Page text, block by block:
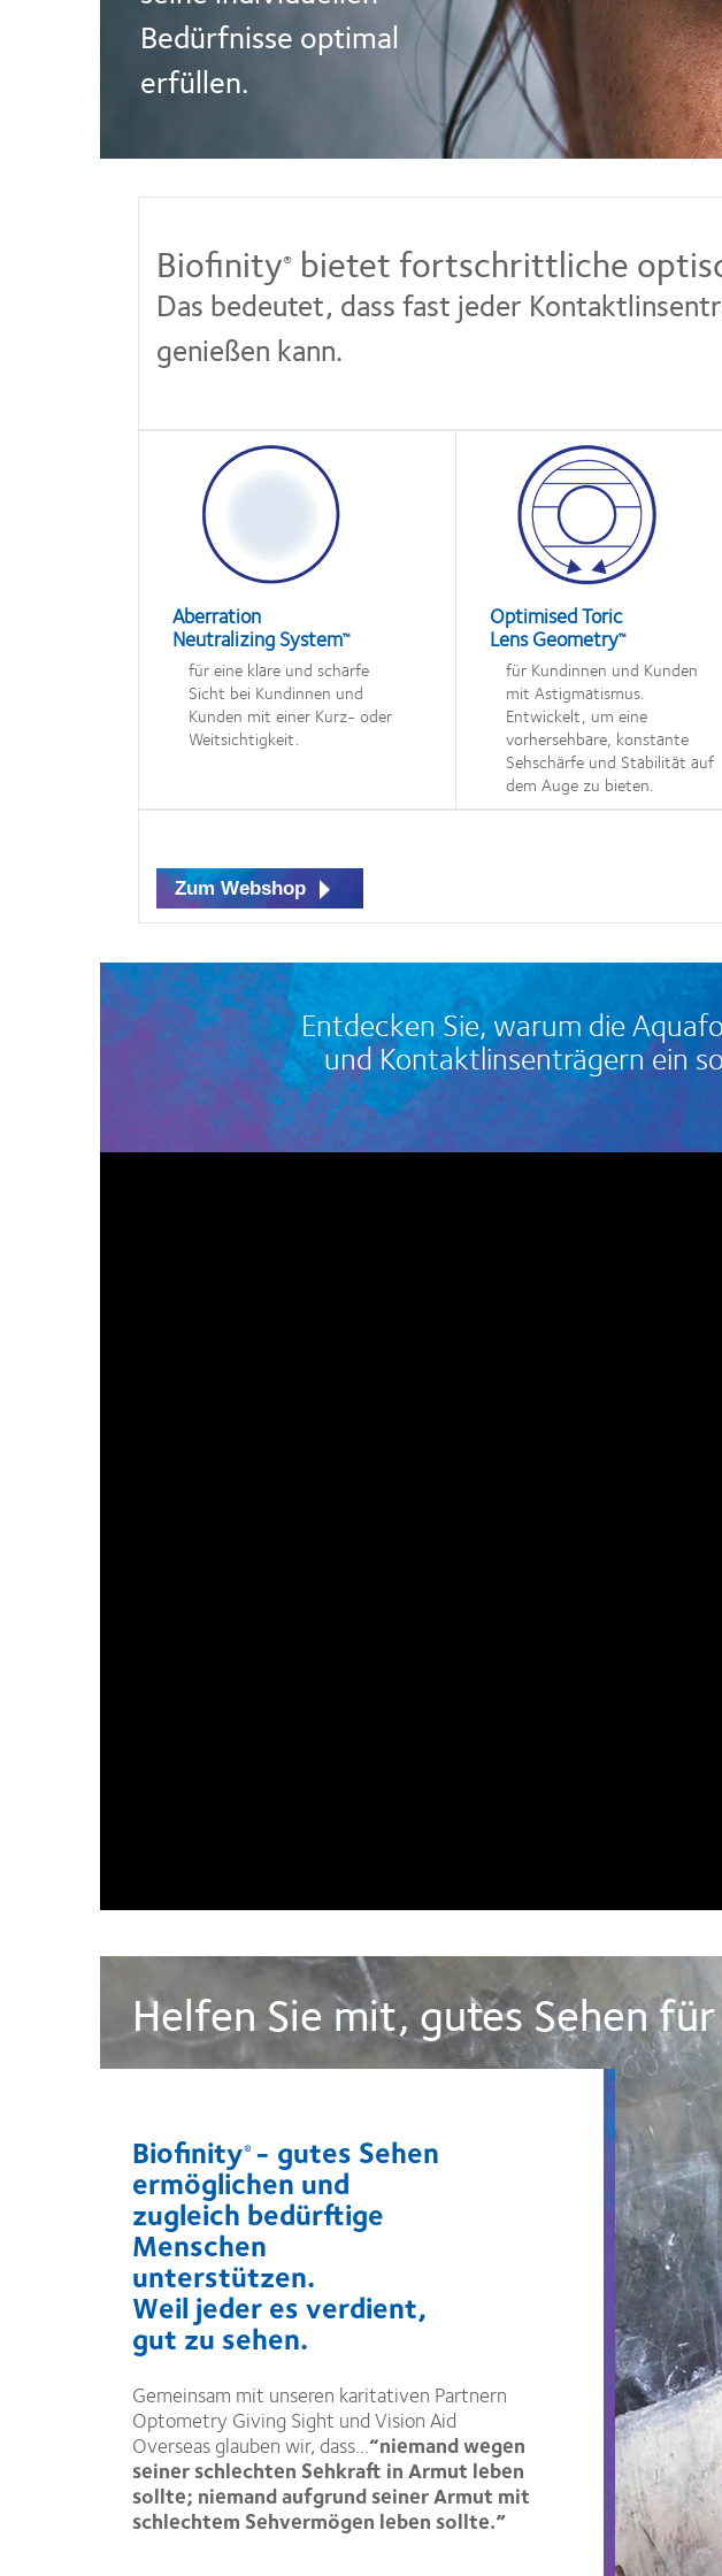
Bedürfnisse optimal
erfüllen.
Biofinity® bietet fortschrittliche
Das bedeutet, dass fast jeder
genießen kann.
Aberration
Neutralizing System™
für eine klare und scharfe
Sicht bei Kundinnen und
Kunden mit einer Kurz- oder
Weitsichtigkeit.
Optimised Toric
Lens Geometry™
für Kundinnen und Kunden
mit Astigmatismus.
Entwickelt, um eine
vorhersehbare, konstante
Sehschärfe und Stabilität auf
dem Auge zu bieten.
Zum Webshop
Entdecken Sie, warum die
und Kontaktlinsenträgern ein
Helfen Sie mit, gutes Sehen
Biofinity® - gutes Sehen
ermöglichen und
zugleich bedürftige
Menschen
unterstützen.
Weil jeder es verdient,
gut zu sehen.
Gemeinsam mit unseren karitativen Partnern
Optometry Giving Sight und Vision Aid
Overseas glauben wir, dass...“niemand wegen
seiner schlechten Sehkraft in Armut leben
sollte; niemand aufgrund seiner Armut mit
schlechtem Sehvermögen leben sollte.”